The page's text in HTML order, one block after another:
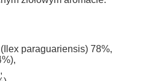
paraguariensis) 78%,